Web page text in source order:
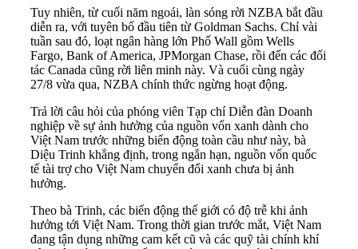
Tuy nhiên, từ cuối năm ngoái, làn sóng rời NZBA bắt đầu
diễn ra, với tuyên bố đầu tiên từ Goldman Sachs. Chỉ vài
tuần sau đó, loạt ngân hàng lớn Phố Wall gồm Wells
Fargo, Bank of America, JPMorgan Chase, rồi đến các đối
tác Canada cũng rời liên minh này. Và cuối cùng ngày
27/8 vừa qua, NZBA chính thức ngừng hoạt động.
Trả lời câu hỏi của phóng viên Tạp chí Diễn đàn Doanh
nghiệp về sự ảnh hưởng của nguồn vốn xanh dành cho
Việt Nam trước những biến động toàn cầu như này, bà
Diệu Trinh khẳng định, trong ngắn hạn, nguồn vốn quốc
tế tài trợ cho Việt Nam chuyển đổi xanh chưa bị ảnh
hưởng.
Theo bà Trinh, các biến động thế giới có độ trễ khi ảnh
hưởng tới Việt Nam. Trong thời gian trước mắt, Việt Nam
đang tận dụng những cam kết cũ và các quỹ tài chính khí